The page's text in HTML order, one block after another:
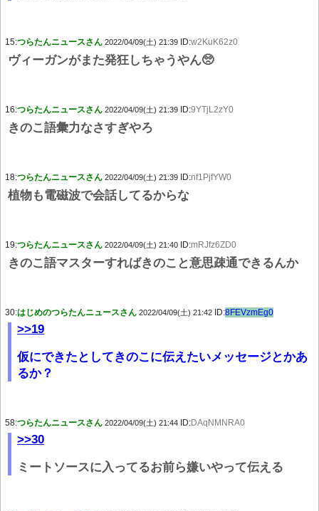
15:つらたんニュースさん 2022/04/09(土) 21:39 ID:w2KuK62z0
ヴィーガンがまた発狂しちゃうやん🥺
16:つらたんニュースさん 2022/04/09(土) 21:39 ID:9YTjL2zY0
きのこ語彙力なさすぎやろ
18:つらたんニュースさん 2022/04/09(土) 21:39 ID:nf1PjfYW0
植物も電磁波で会話してるからな
19:つらたんニュースさん 2022/04/09(土) 21:40 ID:mRJfz6ZD0
きのこ語マスターすればきのこと意思疎通できるんか
30:はじめのつらたんニュースさん 2022/04/09(土) 21:42 ID:8FEVzmEg0
>>19
仮にできたとしてきのこに伝えたいメッセージとかあ
るか？
58:つらたんニュースさん 2022/04/09(土) 21:44 ID:DAqNMNRA0
>>30
ミートソースに入ってるお前ら嫌いやって伝える